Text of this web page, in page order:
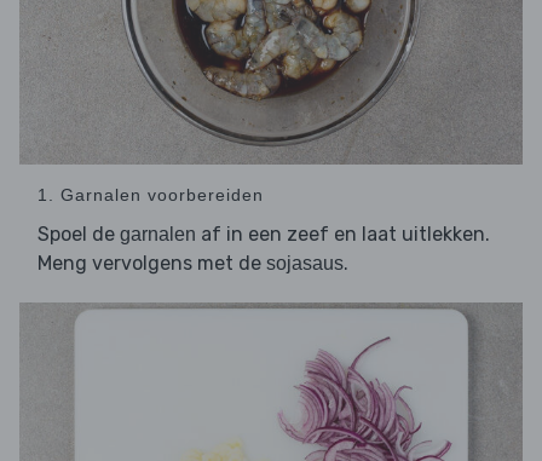
1. Garnalen voorbereiden
Spoel de garnalen af in een zeef en laat uitlekken.
Meng vervolgens met de sojasaus.